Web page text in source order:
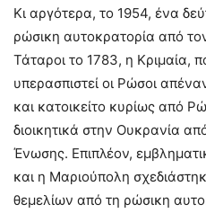
Κι αργότερα, το 1954, ένα
ρώσικη αυτοκρατορία από
Τάταροι το 1783, η Κριμαία,
υπερασπιστεί οι Ρώσοι
και κατοικείτο κυρίως από
διοικητικά στην Ουκρανία
Ένωσης. Επιπλέον,
και η Μαριούπολη
θεμελίων από τη ρώσικη